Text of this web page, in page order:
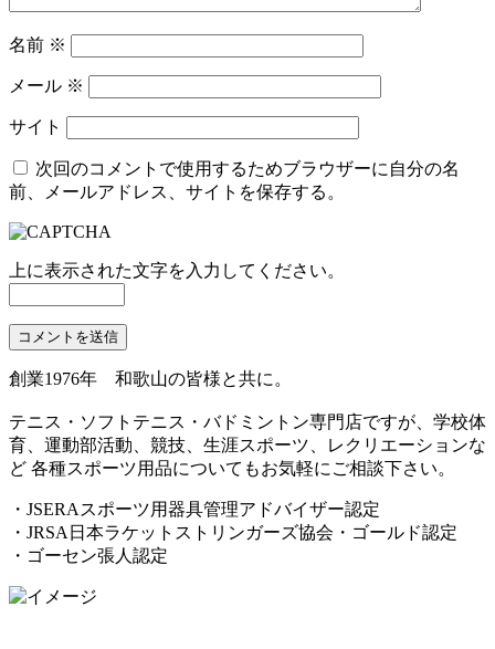
名前 ※
メール ※
サイト
次回のコメントで使用するためブラウザーに自分の名
前、メールアドレス、サイトを保存する。
上に表示された文字を入力してください。
創業1976年 和歌山の皆様と共に。
テニス・ソフトテニス・バドミントン専門店ですが、学校体
育、運動部活動、競技、生涯スポーツ、レクリエーションな
ど 各種スポーツ用品についてもお気軽にご相談下さい。
・JSERAスポーツ用器具管理アドバイザー認定
・JRSA日本ラケットストリンガーズ協会・ゴールド認定
・ゴーセン張人認定